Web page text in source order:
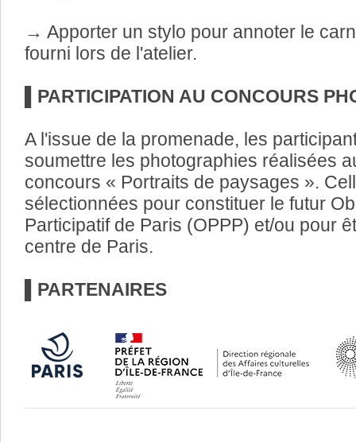
→ Apporter un stylo pour annoter le
fourni lors de l'atelier.
▌PARTICIPATION AU CONCOURS
A l'issue de la promenade, les
soumettre les photographies réalisées
concours « Portraits de paysages ».
sélectionnées pour constituer le futur
Participatif de Paris (OPPP) et/ou pour
centre de Paris.
▌PARTENAIRES